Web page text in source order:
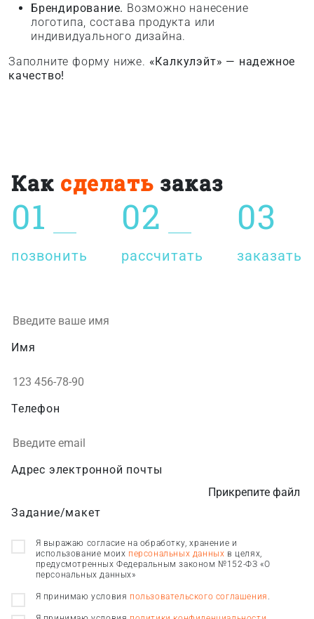
Брендирование. Возможно нанесение
логотипа, состава продукта или
индивидуального дизайна.
Заполните форму ниже. «Калкулэйт» — надежное
качество!
Как сделать заказ
01
позвонить
02
рассчитать
03
заказать
Имя
Телефон
Адрес электронной почты
Задание/макет
Прикрепите файл
Я выражаю согласие на обработку, хранение и
использование моих персональных данных в целях,
предусмотренных Федеральным законом №152-ФЗ «О
персональных данных»
Я принимаю условия пользовательского соглашения